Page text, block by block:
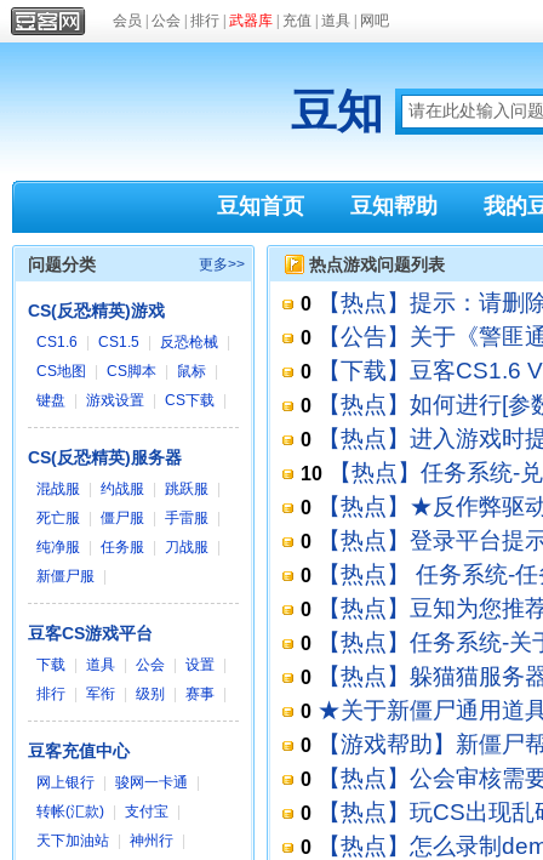
会员 公会| 排行| 武器库| 充值 道具| 网吧
豆知
豆知首页 豆知帮助 我的
更多>>
问题分类
CS(反恐精英)游戏
CS1.6 CS1.5 反恐枪械
CS地图
CS脚本 鼠标
键盘
游戏设置 CS下载
CS(反恐精英)服务器
混战服 约战服 跳跃服
死亡服
僵尸服 手雷服
纯净服
任务服 刀战服
新僵尸服
豆客CS游戏平台
下载 道具 公会 设置
排行
军衔 级别 赛事
豆客充值中心
网上银行 骏网一卡通
转帐(汇款)
支付宝
天下加油站
神州行
热点游戏问题列表
0
【热点】提示：请删
CS(反恐精英)游戏]
0
【公告】关于《警匪
具
0
【下载】豆客CS1.6
CS下载
0 【热点】如何进行[
0
【热点】进入游戏
[CS(反恐精英)游戏]
10
【热点】任务系统-
客CS游戏平台]
0
【热点】★反作弊驱
CS(反恐精英)游戏]
0
【热点】登录平台提
客CS游戏平台]
0
【热点】 任务系统-
CS游戏平台]
0
【热点】豆知为您推
CS(反恐精英)游戏]
0
【热点】任务系统-
CS(反恐精英)游戏]
0
【热点】躲猫猫服务
英)服务器]
0 ★关于新僵尸通用道
服
0 【游戏帮助】新僵尸
0 【热点】公会审核需
0
【热点】玩CS出现
恐精英)游戏]
0
【热点】怎么录制